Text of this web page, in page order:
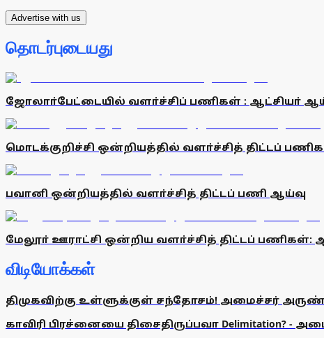
Advertise with us
தொடர்புடையது
ஜோலாா்பேட்டையில் வளா்ச்சிப் பணிகள் : ஆட்சியா்
மொடக்குறிச்சி ஒன்றியத்தில் வளா்ச்சித் திட்டப்
பவானி ஒன்றியத்தில் வளா்ச்சித் திட்டப் பணி ஆய்வு
மேலூா் ஊராட்சி ஒன்றிய வளா்ச்சித் திட்டப் பணிகள்:
விடியோக்கள்
திமுகவிற்கு உள்ளுக்குள் சந்தோசம்! அமைச்சர்
காவிரி பிரச்னையை திசைதிருப்பவா Delimitation? -